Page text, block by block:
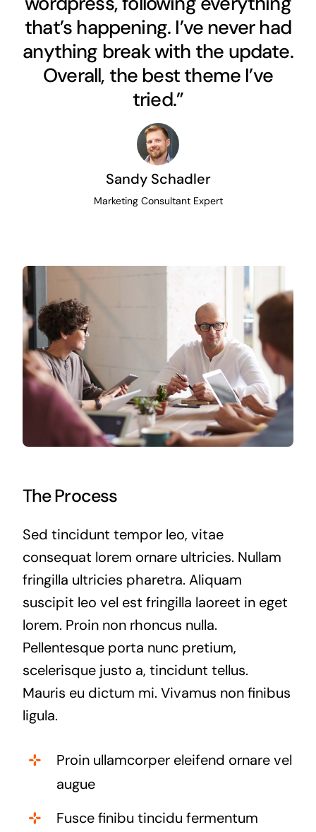
that’s happening. I’ve never had
anything break with the update.
Overall, the best theme I’ve
tried.”
Sandy Schadler
Marketing Consultant Expert
The Process
Sed tincidunt tempor leo, vitae
consequat lorem ornare ultricies. Nullam
fringilla ultricies pharetra. Aliquam
suscipit leo vel est fringilla laoreet in eget
lorem. Proin non rhoncus nulla.
Pellentesque porta nunc pretium,
scelerisque justo a, tincidunt tellus.
Mauris eu dictum mi. Vivamus non finibus
ligula.
Proin ullamcorper eleifend ornare vel
augue
Fusce finibu tincidu fermentum